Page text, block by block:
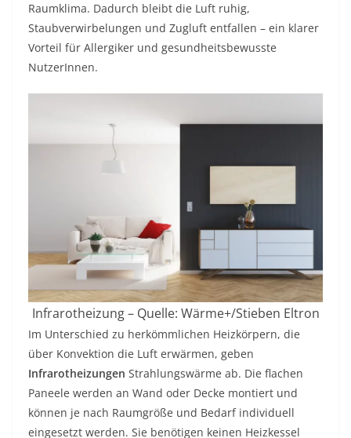
Raumklima. Dadurch bleibt die Luft ruhig,
Staubverwirbelungen und Zugluft entfallen – ein klarer
Vorteil für Allergiker und gesundheitsbewusste
NutzerInnen.
Infrarotheizung – Quelle: Wärme+/Stieben Eltron
Im Unterschied zu herkömmlichen Heizkörpern, die
über Konvektion die Luft erwärmen, geben
Infrarotheizungen Strahlungswärme ab. Die flachen
Paneele werden an Wand oder Decke montiert und
können je nach Raumgröße und Bedarf individuell
eingesetzt werden. Sie benötigen keinen Heizkessel